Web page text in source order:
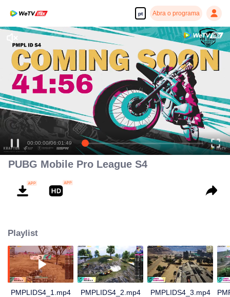
pt Abra o programa
00:00:00/06:01:49
PUBG Mobile Pro League S4
Playlist
PMPLIDS4_1.mp4 PMPLIDS4_2.mp4 PMPLIDS4_3.mp4